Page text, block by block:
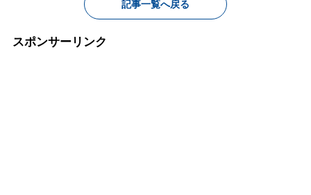
記事一覧へ戻る
スポンサーリンク